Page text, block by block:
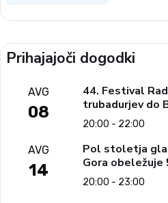
Prihajajoči dogodki
AVG
08
44. Festival
trubadurjev do
20:00 - 22:00
AVG
14
Pol stoletja
Gora
narodno-
20:00 - 23:00